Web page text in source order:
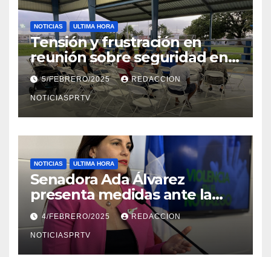
NOTICIAS ULTIMA HORA
Tensión y frustración en
reunión sobre seguridad en
Reparto Metropolitano
5/FEBRERO/2025 REDACCION
NOTICIASPRTV
NOTICIAS ULTIMA HORA
Senadora Ada Álvarez
presenta medidas ante la
violencia en el noviazgo
4/FEBRERO/2025 REDACCION
NOTICIASPRTV